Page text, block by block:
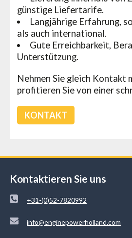
günstige Liefertarife.
Langjährige Erfahrung,
als auch international.
Gute Erreichbarkeit,
Unterstützung.
Nehmen Sie gleich Kontakt
profitieren Sie von einer
KONTAKT
Kontaktieren Sie uns
+31-(0)52-7820992
info@enginepowerholland.com